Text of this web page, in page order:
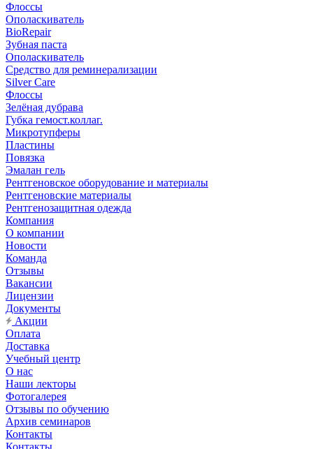
Флоссы
Ополаскиватель
BioRepair
Зубная паста
Ополаскиватель
Средство для реминерализации
Silver Care
Флоссы
Зелёная дубрава
Губка гемост.коллаг.
Микротупферы
Пластины
Повязка
Эмалан гель
Рентгеновское оборудование и материалы
Рентгеновские материалы
Рентгенозащитная одежда
Компания
О компании
Новости
Команда
Отзывы
Вакансии
Лицензии
Документы
Акции
Оплата
Доставка
Учебный центр
О нас
Наши лекторы
Фотогалерея
Отзывы по обучению
Архив семинаров
Контакты
Контакты